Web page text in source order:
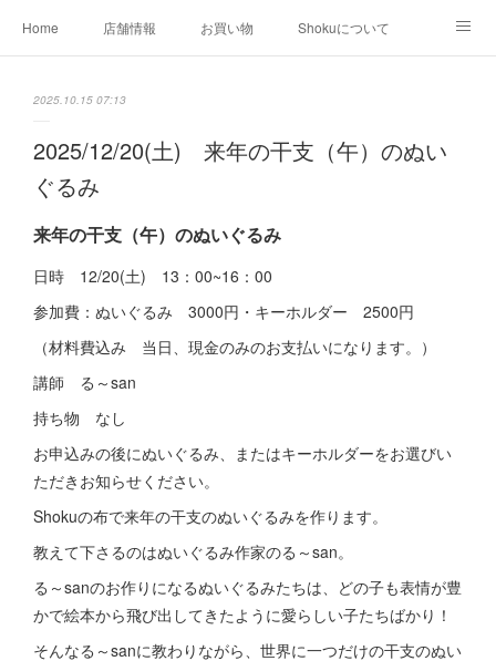
Home 店舗情報 お買い物 Shokuについて
2025.10.15 07:13
2025/12/20(土) 来年の干支（午）のぬい
ぐるみ
来年の干支（午）のぬいぐるみ
日時 12/20(土) 13：00~16：00
参加費：ぬいぐるみ 3000円・キーホルダー 2500円
（材料費込み 当日、現金のみのお支払いになります。）
講師 る～san
持ち物 なし
お申込みの後にぬいぐるみ、またはキーホルダーをお選びい
ただきお知らせください。
Shokuの布で来年の干支のぬいぐるみを作ります。
教えて下さるのはぬいぐるみ作家のる～san。
る～sanのお作りになるぬいぐるみたちは、どの子も表情が豊
かで絵本から飛び出してきたように愛らしい子たちばかり！
そんなる～sanに教わりながら、世界に一つだけの干支のぬい